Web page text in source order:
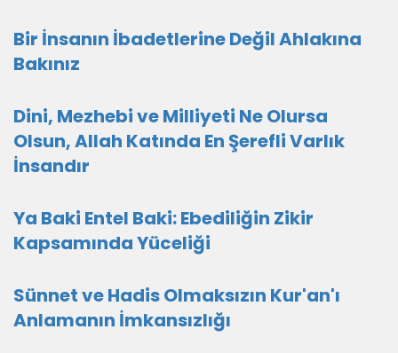
Bir İnsanın İbadetlerine Değil Ahlakına
Bakınız
Dini, Mezhebi ve Milliyeti Ne Olursa
Olsun, Allah Katında En Şerefli Varlık
İnsandır
Ya Baki Entel Baki: Ebediliğin Zikir
Kapsamında Yüceliği
Sünnet ve Hadis Olmaksızın Kur'an'ı
Anlamanın İmkansızlığı